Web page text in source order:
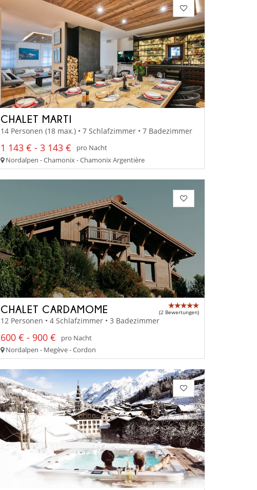
CHALET MARTI
14 Personen (18 max.) • 7 Schlafzimmer • 7 Badezimmer
1 143 € - 3 143 €
pro Nacht
Nordalpen - Chamonix - Chamonix Argentière
CHALET CARDAMOME (2 Bewertungen)
12 Personen • 4 Schlafzimmer • 3 Badezimmer
600 € - 900 €
pro Nacht
Nordalpen - Megève - Cordon